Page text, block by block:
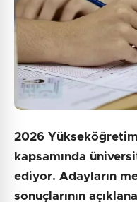
2026 Yükseköğretim
kapsamında
ediyor. Adayların
sonuçlarının